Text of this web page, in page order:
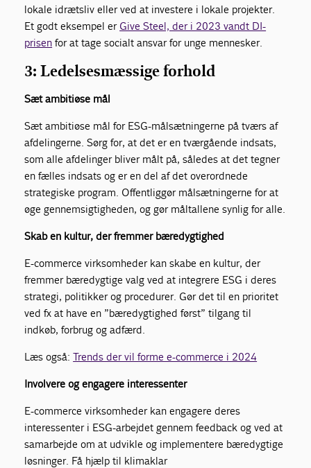
lokale idrætsliv eller ved at investere i lokale projekter.
Et godt eksempel er Give Steel, der i 2023 vandt DI-
prisen for at tage socialt ansvar for unge mennesker.
3: Ledelsesmæssige forhold
Sæt ambitiøse mål
Sæt ambitiøse mål for ESG-målsætningerne på tværs af
afdelingerne. Sørg for, at det er en tværgående indsats,
som alle afdelinger bliver målt på, således at det tegner
en fælles indsats og er en del af det overordnede
strategiske program. Offentliggør målsætningerne for at
øge gennemsigtigheden, og gør måltallene synlig for alle.
Skab en kultur, der fremmer bæredygtighed
E-commerce virksomheder kan skabe en kultur, der
fremmer bæredygtige valg ved at integrere ESG i deres
strategi, politikker og procedurer. Gør det til en prioritet
ved fx at have en ”bæredygtighed først” tilgang til
indkøb, forbrug og adfærd.
Læs også:Trends der vil forme e-commerce i 2024
Involvere og engagere interessenter
E-commerce virksomheder kan engagere deres
interessenter i ESG-arbejdet gennem feedback og ved at
samarbejde om at udvikle og implementere bæredygtige
løsninger. Få hjælp til klimaklar